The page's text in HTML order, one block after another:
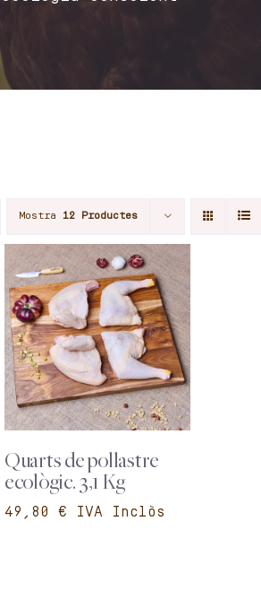
Mostra12 Productes
Quarts de pollastre
ecològic. 3,1 Kg
€